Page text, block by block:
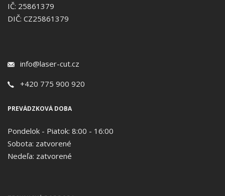
IČ: 25861379
DIČ: CZ25861379
info@laser-cut.cz
+420 775 900 920
PREVÁDZKOVÁ DOBA
Pondelok - Piatok: 8:00 - 16:00
Sobota: zatvorené
Nedeľa: zatvorené